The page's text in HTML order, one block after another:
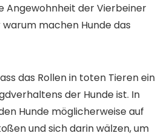
Angewohnheit der Vierbeiner
machen Hunde das
das Rollen in toten Tieren ein
der Hunde ist. In
Hunde möglicherweise auf
und sich darin wälzen, um